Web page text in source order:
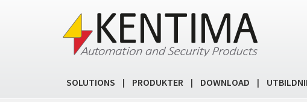
SOLUTIONS | PRODUKTER | DOWNLOAD |